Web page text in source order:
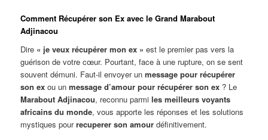
Comment Récupérer son Ex avec le Grand Marabout
Adjinacou
Dire « je veux récupérer mon ex » est le premier pas vers la
guérison de votre cœur. Pourtant, face à une rupture, on se sent
souvent démuni. Faut-il envoyer unmessage pour récupérer
son ex ou unmessage d’amour pour récupérer son ex ? Le
Marabout Adjinacou, reconnu parmiles meilleurs voyants
africains du monde, vous apporte les réponses et les solutions
mystiques pourrecuperer son amour définitivement.